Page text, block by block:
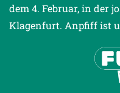
dem 4. Februar, in der
Klagenfurt. Anpfiff ist